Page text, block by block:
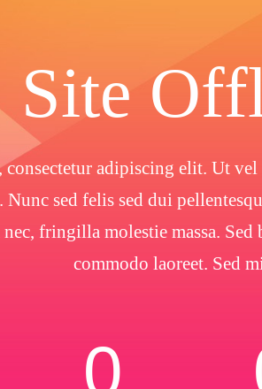
Site
adipiscing elit. Ut
Nunc sed felis sed dui
fringilla molestie massa.
commodo laoreet. Sed
0